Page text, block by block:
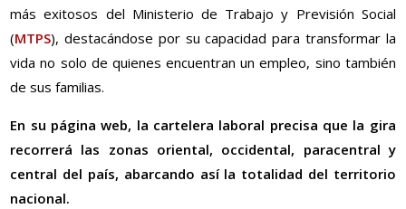
más exitosos del Ministerio de Trabajo y Previsión Social
(MTPS), destacándose por su capacidad para transformar la
vida no solo de quienes encuentran un empleo, sino también
de sus familias.
En su página web, la cartelera laboral precisa que la gira
recorrerá las zonas oriental, occidental, paracentral y
central del país, abarcando así la totalidad del territorio
nacional.